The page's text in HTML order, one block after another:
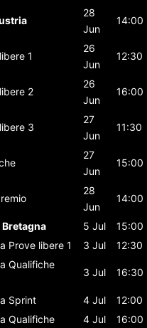
28
Jun
14:00
1
26
Jun
12:30
2
26
Jun
16:00
3
27
Jun
11:30
27
Jun
15:00
28
Jun
14:00
Bretagna 5 Jul
15:00
Prove libere 1 3 Jul
12:30
Qualifiche
3 Jul 16:30
Sprint 4 Jul
12:00
Qualifiche 4 Jul 16:00